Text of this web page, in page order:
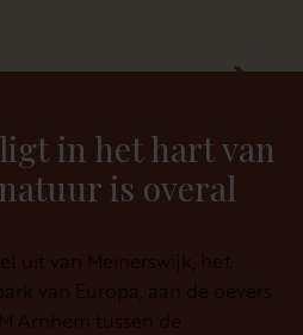
›
in het hart van
is overal
uit van Meinerswijk, het
van Europa, aan de oevers
Arnhem tussen de